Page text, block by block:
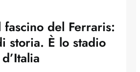
del Ferraris:
storia. È lo stadio